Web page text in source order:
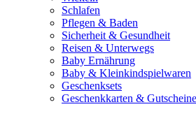
Schlafen
Pflegen & Baden
Sicherheit & Gesundheit
Reisen & Unterwegs
Baby Ernährung
Baby & Kleinkindspielwaren
Geschenksets
Geschenkkarten & Gutscheine